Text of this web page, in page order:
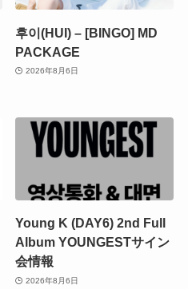
후이(HUI) – [BINGO] MD
PACKAGE
2026年8月6日
Young K (DAY6) 2nd Full
Album YOUNGESTサイン
会情報
2026年8月6日